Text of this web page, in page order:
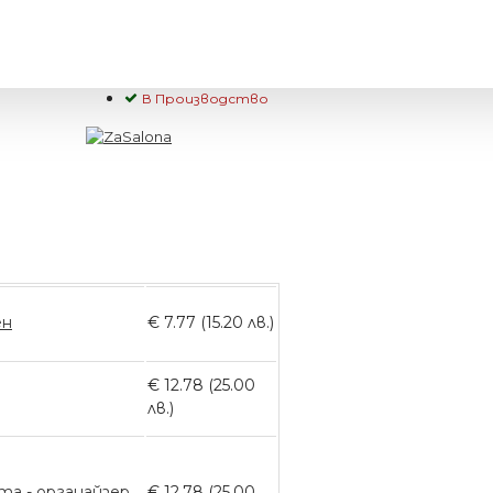
В Производство
€ 7.77 (15.20 лв.)
€ 12.78 (25.00
лв.)